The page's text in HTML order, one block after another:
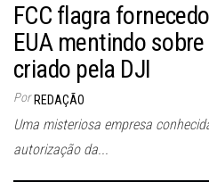
FCC flagra
EUA mentindo
criado pela DJI
Por REDAÇÃO
Uma misteriosa empresa
autorização da...